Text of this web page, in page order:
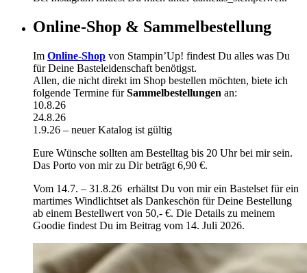
Online-Shop & Sammelbestellung
Im Online-Shop von Stampin’Up! findest Du alles was Du
für Deine Basteleidenschaft benötigst.
Allen, die nicht direkt im Shop bestellen möchten, biete ich
folgende Termine fürSammelbestellungen an:
10.8.26
24.8.26
1.9.26 – neuer Katalog ist gültig
Eure Wünsche sollten am Bestelltag bis 20 Uhr bei mir sein.
Das Porto von mir zu Dir beträgt 6,90 €.
Vom 14.7. – 31.8.26 erhältst Du von mir ein Bastelset für ein
martimes Windlichtset als Dankeschön für Deine Bestellung
ab einem Bestellwert von 50,- €. Die Details zu meinem
Goodie findest Du im Beitrag vom 14. Juli 2026.